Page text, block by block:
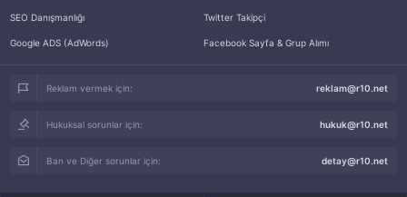
SEO Danışmanlığı
Google ADS (AdWords)
Twitter Takipçi
Facebook Sayfa & Grup Alımı
Reklam vermek için: reklam@r10.net
Hukuksal sorunlar için: hukuk@r10.net
Ban ve Diğer sorunlar için: detay@r10.net